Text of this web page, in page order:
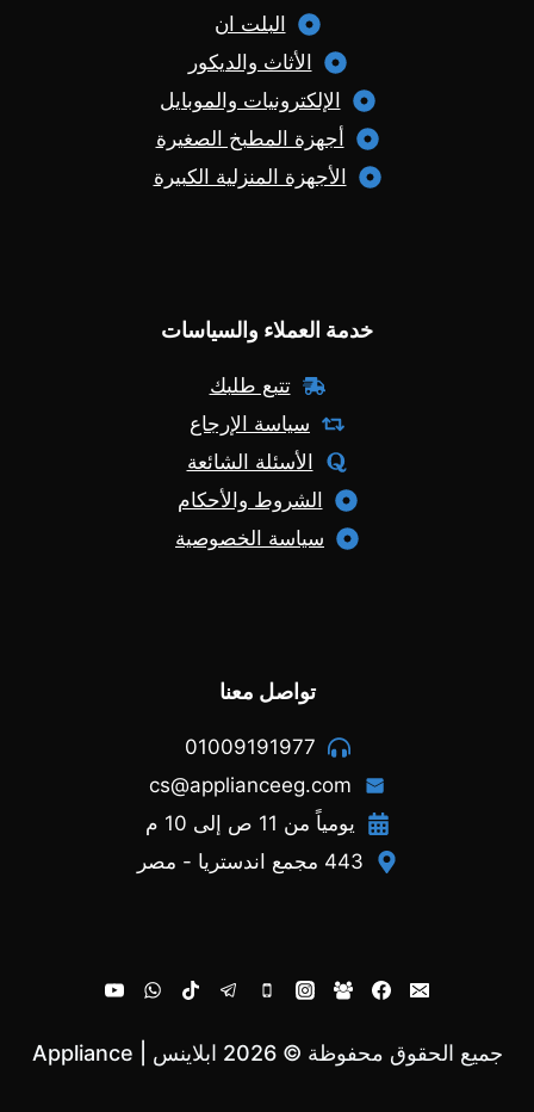
البلت ان
الأثاث والديكور
الإلكترونيات والموبايل
أجهزة المطبخ الصغيرة
الأجهزة المنزلية الكبيرة
خدمة العملاء والسياسات
تتبع طلبك
سياسة الإرجاع
الأسئلة الشائعة
الشروط والأحكام
سياسة الخصوصية
تواصل معنا
01009191977
cs@applianceeg.com
يومياً من 11 ص إلى 10 م
443 مجمع اندستريا - مصر
جميع الحقوق محفوظة © 2026 ابلاينس | Appliance